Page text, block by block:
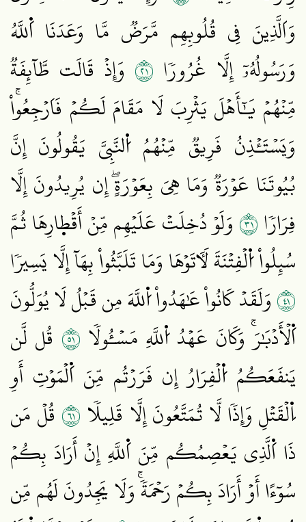
وَاَلَّذِينَ فِي قُلُوبِهِم مَّرَضٞ مَّا وَعَدَنَا اَ۬للَّهُ
وَرَسُولُهُۥٓ إِلَّا غُرُورٗا ١٢ وَإِذۡ قَالَت طَّآئِفَةٞ
مِّنۡهُمۡ يَٰٓأَهۡلَ يَثۡرِبَ لَا مَقَامَ لَكُمۡ فَاَرۡجِعُواْۚ
وَيَسۡتَـٔۡذِنُ فَرِيقٞ مِّنۡهُمُ اُ۬لنَّبِيَّ يَقُولُونَ إِنَّ
بُيُوتَنَا عَوۡرَةٞ وَمَا هِيَ بِعَوۡرَةٍۖ إِن يُرِيدُونَ إِلَّا
فِرَارٗا١٣وَلَوۡ دُخِلَتۡ عَلَيۡهِم مِّنۡ أَقۡط۪ارِهَا ثُمَّ
سُئِلُواْ اُ۬لۡفِتۡنَةَ لَأٓتَوۡهَا وَمَا تَلَبَّثُواْ بِهَآ إِلَّا يَسِيرٗا
١٤وَلَقَدۡ كَانُواْ عَٰهَدُواْ اُ۬للَّهَ مِن قَبۡلُ لَا يُوَلُّونَ
اَ۬لۡأَدۡبَٰرَۚ وَكَانَ عَهۡدُ اُ۬للَّهِ مَسۡـُٔولٗا ١٥ قُل لَّن
يَنفَعَكُمُ اُ۬لۡفِرَارُ إِن فَرَرۡتُم مِّنَ اَ۬لۡمَوۡتِ أَوِ
اِ۬لۡقَتۡلِ وَإِذٗا لَّا تُمَتَّعُونَ إِلَّا قَلِيلٗا ١٦ قُلۡ مَن
ذَا اَ۬لَّذِي يَعۡصِمُكُم مِّنَ اَ۬للَّهِ إِنۡ أَرَادَ بِكُمۡ
سُوٓءًا أَوۡ أَرَادَ بِكُمۡ رَحۡمَةٗۚ وَلَا يَجِدُونَ لَهُم مِّن